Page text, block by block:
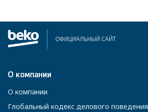
ОФИЦИАЛЬНЫЙ САЙТ
О компании
О компании
Глобальный кодекс делового поведения